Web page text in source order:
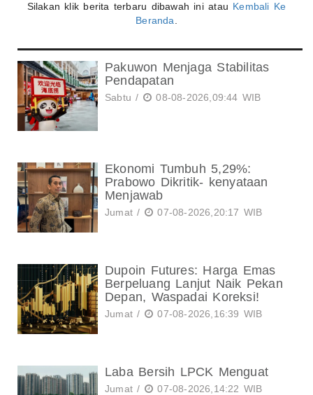
Silakan klik berita terbaru dibawah ini atau Kembali Ke
Beranda
Pakuwon Menjaga Stabilitas
Pendapatan
Sabtu / 08-08-2026,09:44 WIB
Ekonomi Tumbuh 5,29%:
Prabowo Dikritik- kenyataan
Menjawab
Jumat / 07-08-2026,20:17 WIB
Dupoin Futures: Harga Emas
Berpeluang Lanjut Naik Pekan
Depan, Waspadai Koreksi!
Jumat / 07-08-2026,16:39 WIB
Laba Bersih LPCK Menguat
Jumat / 07-08-2026,14:22 WIB